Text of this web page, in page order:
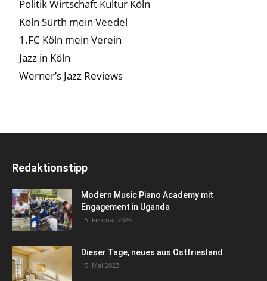
Politik Wirtschaft Kultur Köln
Köln Sürth mein Veedel
1.FC Köln mein Verein
Jazz in Köln
Werner’s Jazz Reviews
Redaktionstipp
Modern Music Piano Academy mit
Engagement in Uganda
15. Februar 2026
Dieser Tage, neues aus Ostfriesland
15. Mai 2023